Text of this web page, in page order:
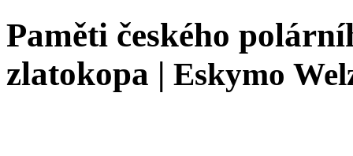
Paměti českého
zlatokopa | Eskymo